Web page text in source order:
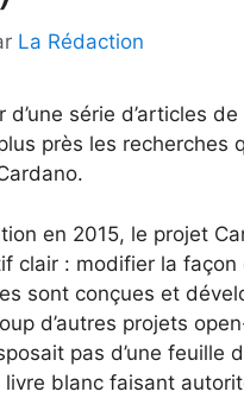
La Rédaction
d’une série d’articles
près les recherches
en 2015, le projet
clair : modifier la façon
sont conçues et
d’autres projets
pas d’une feuille
livre blanc faisant